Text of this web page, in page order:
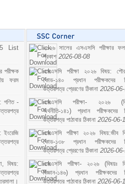
List
পরীক্ষক
ফরম
গণিত -
ইংরেজি
বিষয়:
২০২৬ সালের এসএসসি পরীক্ষার
প্রকাশ 2026-08-08
এসএসসি পরীক্ষা ২০২৬ বিষয়:
কোড-১৪০ প্রধান পরীক্ষকদের
উত্তরপত্র প্রেরণের ঠিকানা 2026-
এসএসসি পরীক্ষা- ২০২৬
অর্থনীতি-১৪১) প্রধান পরীক্ষকদের
উত্তরপত্র পাঠাবার ঠিকানা 2026-06-
এসএসসি পরীক্ষা ২০২৬ বিষয়:জীব
কোড-১৩৮ প্রধান পরীক্ষকদের
উত্তরপত্র প্রেরণের ঠিকানা 2026-
এসএসসি পরীক্ষা- ২০২৬ (বিষয়ঃ
বিজ্ঞান-১৪৬) প্রধান পরীক্ষকদের
উত্তরপত্র পাঠাবার ঠিকানা 2026-06-